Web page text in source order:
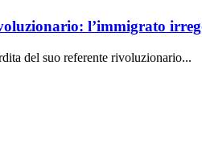
l’immigrato
del suo referente rivoluzionario...